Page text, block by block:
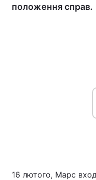
Головна
положення справ.
16 лютого, Марс